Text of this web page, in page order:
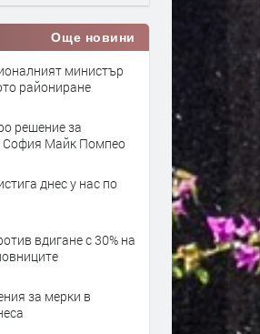
Още новини
министър
райониране
решение за
София Майк Помпео
днес у нас по
вдигане с 30% на
за мерки в